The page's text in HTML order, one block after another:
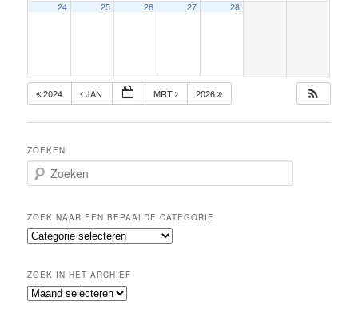
24 25 26 27 28
2024 JAN MRT 2026
ZOEKEN
o
k
e
n
ZOEK NAAR EEN BEPAALDE CATEGORIE
Z
k
n
ZOEK IN HET ARCHIEF
Z